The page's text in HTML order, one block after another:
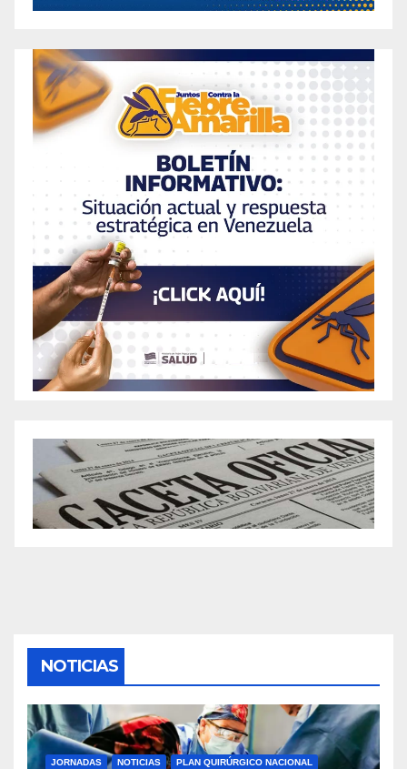
NOTICIAS
JORNADAS NOTICIAS
PLAN QUIRÚRGICO NACIONAL